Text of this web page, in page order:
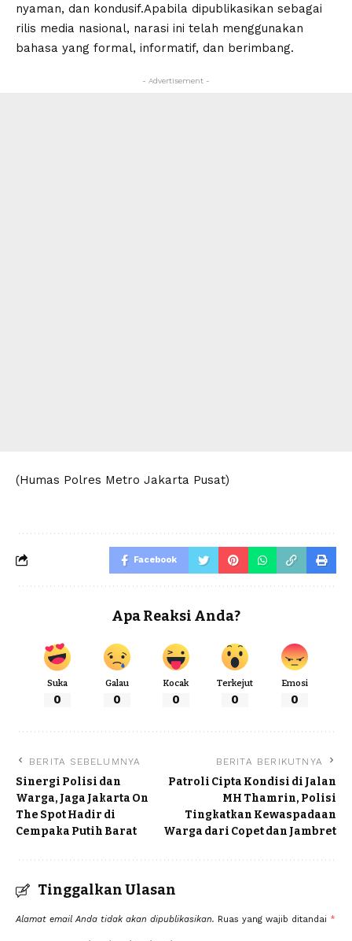
nyaman, dan kondusif.Apabila dipublikasikan sebagai
rilis media nasional, narasi ini telah menggunakan
bahasa yang formal, informatif, dan berimbang.
- Advertisement -
(Humas Polres Metro Jakarta Pusat)
Facebook
Apa Reaksi Anda?
Suka
0
Galau
0
Kocak
0
Terkejut
0
Emosi
0
BERITA SEBELUMNYA
Sinergi Polisi dan
Warga, Jaga Jakarta On
The Spot Hadir di
Cempaka Putih Barat
BERITA BERIKUTNYA
Patroli Cipta Kondisi di Jalan
MH Thamrin, Polisi
Tingkatkan Kewaspadaan
Warga dari Copet dan Jambret
Tinggalkan Ulasan
Alamat email Anda tidak akan dipublikasikan. Ruas yang wajib ditandai *